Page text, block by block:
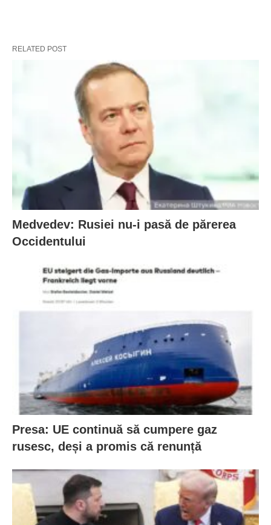
RELATED POST
Medvedev: Rusiei nu-i pasă de părerea
Occidentului
Presa: UE continuă să cumpere gaz
rusesc, deși a promis că renunță